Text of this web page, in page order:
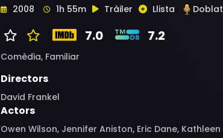
2008 1h 55m Tràiler Llista
7.0 7.2
Comèdia, Familiar
Directors
David Frankel
Actors
Owen Wilson, Jennifer Aniston, Eric Dane,